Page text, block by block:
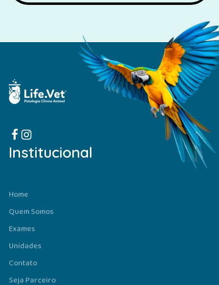
Institucional
Home
Quem Somos
Exames
Unidades
Contato
Seja Parceiro